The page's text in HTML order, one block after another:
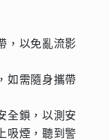
，以免亂流影
如需隨身攜帶
全鎖，以測安
吸煙，聽到警